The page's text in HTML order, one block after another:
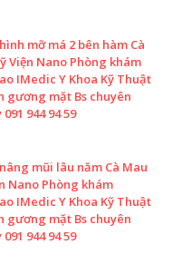
mỡ má 2 bên hàm Cà
Viện Nano Phòng khám
IMedic Y Khoa Kỹ Thuật
gương mặt Bs chuyên
944 94 59
mũi lâu năm Cà Mau
Nano Phòng khám
IMedic Y Khoa Kỹ Thuật
gương mặt Bs chuyên
944 94 59